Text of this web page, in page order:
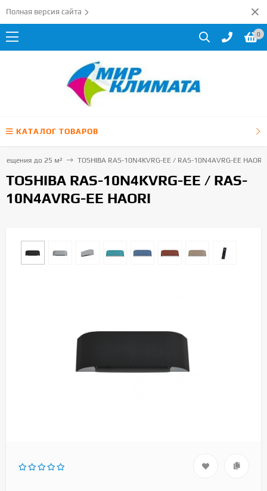
Полная версия сайта
0
КАТАЛОГ ТОВАРОВ
до 25 м² TOSHIBA RAS-10N4KVRG-EE / RAS-10N4AVRG-EE HAORI
TOSHIBA RAS-10N4KVRG-EE / RAS-
10N4AVRG-EE HAORI